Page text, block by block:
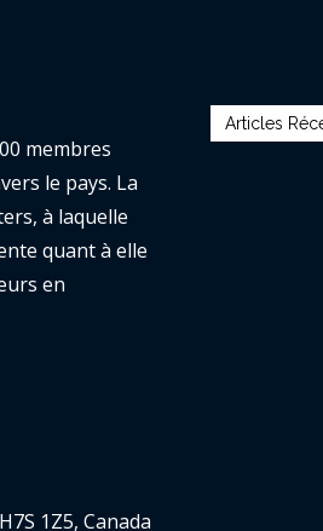
membres
le pays. La
à laquelle
quant à elle
en
1Z5, Canada
Articles